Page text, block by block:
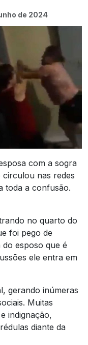
de 2024
com a sogra
nas redes
toda a confusão.
no quarto do
foi pego de
esposo que é
ele entra em
gerando inúmeras
Muitas
indignação,
diante da